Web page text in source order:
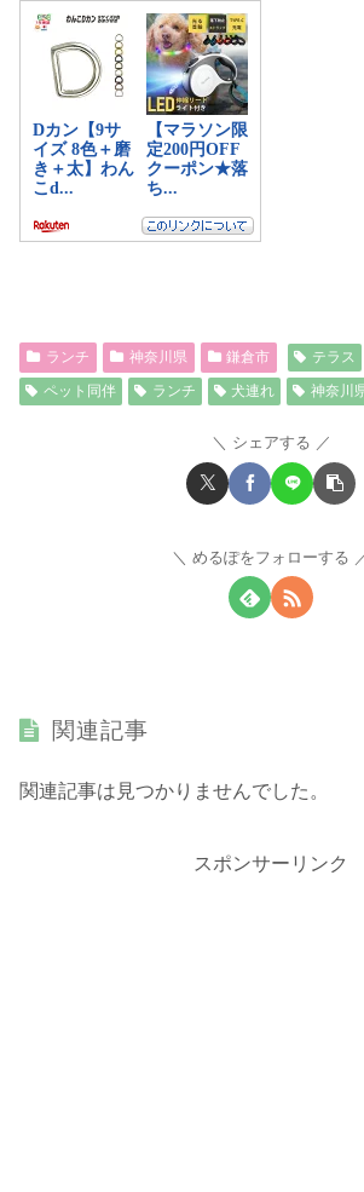
ランチ 神奈川県 鎌倉市 テラス
ペット同伴
ランチ 犬連れ 神奈川
シェアする
めるぽをフォローする
関連記事
関連記事は見つかりませんでした。
スポンサーリンク